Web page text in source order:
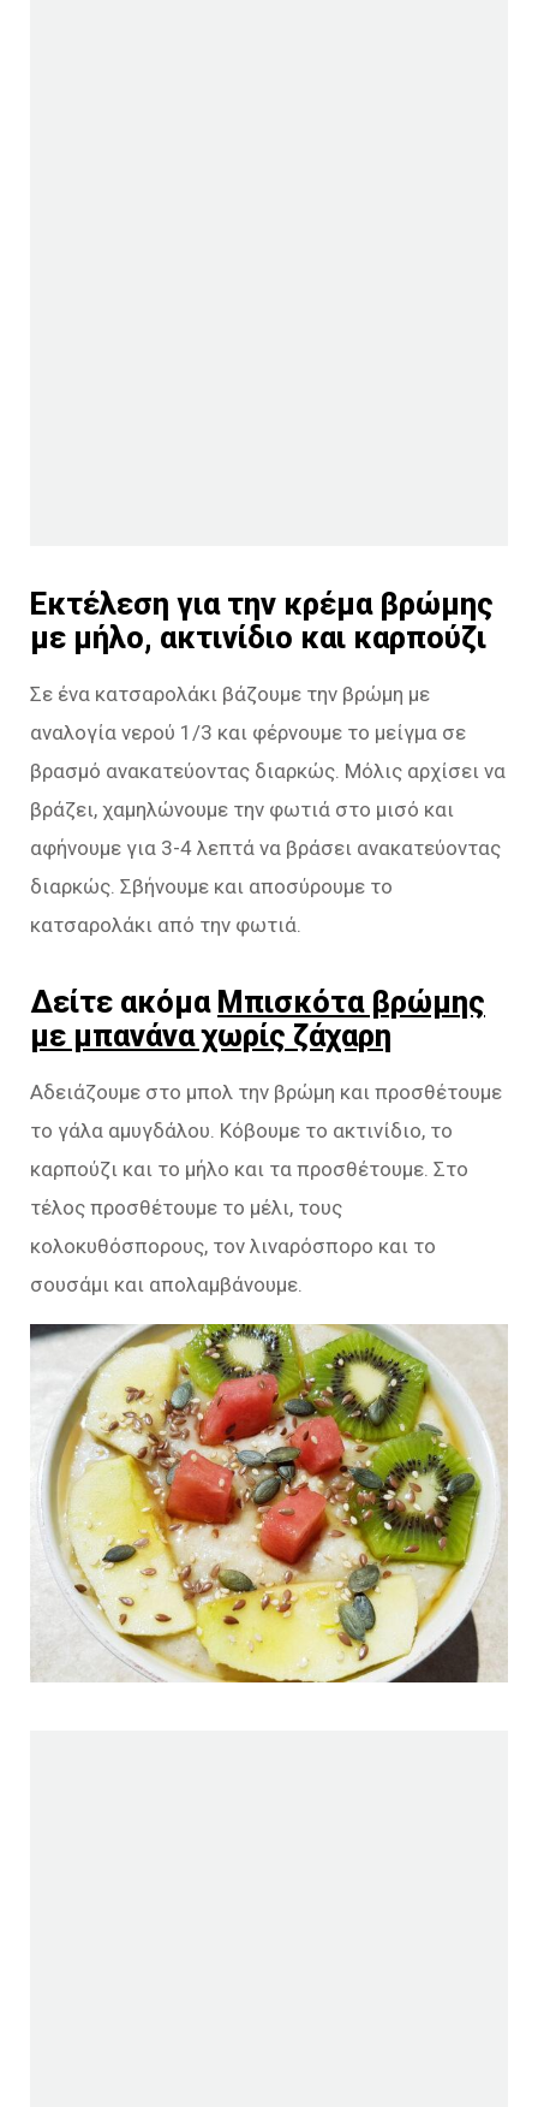
Εκτέλεση για την κρέμα βρώμης
με μήλο, ακτινίδιο και καρπούζι
Σε ένα κατσαρολάκι βάζουμε την βρώμη με
αναλογία νερού 1/3 και φέρνουμε το μείγμα σε
βρασμό ανακατεύοντας διαρκώς. Μόλις αρχίσει να
βράζει, χαμηλώνουμε την φωτιά στο μισό και
αφήνουμε για 3-4 λεπτά να βράσει ανακατεύοντας
διαρκώς. Σβήνουμε και αποσύρουμε το
κατσαρολάκι από την φωτιά.
Δείτε ακόμα Μπισκότα βρώμης
με μπανάνα χωρίς ζάχαρη
Αδειάζουμε στο μπολ την βρώμη και προσθέτουμε
το γάλα αμυγδάλου. Κόβουμε το ακτινίδιο, το
καρπούζι και το μήλο και τα προσθέτουμε. Στο
τέλος προσθέτουμε το μέλι, τους
κολοκυθόσπορους, τον λιναρόσπορο και το
σουσάμι και απολαμβάνουμε.